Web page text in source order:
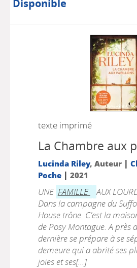
Disponible
texte imprimé
La Chambre aux
Lucinda Riley, Auteur |
Poche| 2021
UNE FAMILLE
AUX
Dans la campagne du
House trône. C'est la
de Posy Montague. A près
dernière se prépare à se
demeure qui a abrité ses
joies et ses[...]